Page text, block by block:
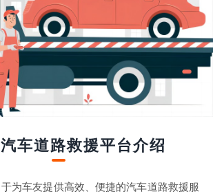
车道路救援平台介绍
为车友提供高效、便捷的汽车道路救援服